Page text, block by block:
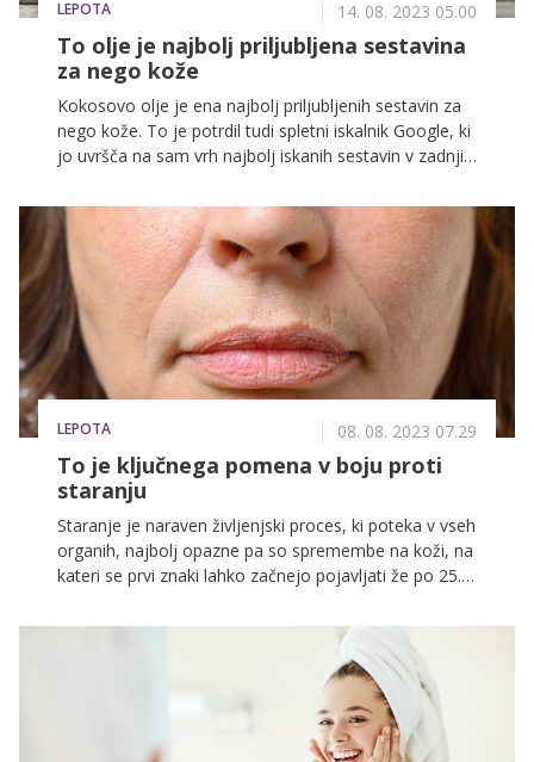
LEPOTA 14. 08. 2023 05.00
To olje je najbolj priljubljena sestavina
za nego kože
Kokosovo olje je ena najbolj priljubljenih sestavin za
nego kože. To je potrdil tudi spletni iskalnik Google, ki
jo uvršča na sam vrh najbolj iskanih sestavin v zadnjih
med drugim naj bi pomagal tudi v boju s strijami, je
odličen balzam za telo, neguje lase, uporabite pa ga
lahko tudi za piling telesa.
LEPOTA 08. 08. 2023 07.29
To je ključnega pomena v boju proti
staranju
Staranje je naraven življenjski proces, ki poteka v vseh
organih, najbolj opazne pa so spremembe na koži, na
kateri se prvi znaki lahko začnejo pojavljati že po 25.
nego in zdravim življenjskim slogom pomembno
pripomoremo k upočasnitvi procesov staranja in
zmanjšamo (ali celo preprečimo) znake, ki nam jih
želijo na obraz vklesati leta.